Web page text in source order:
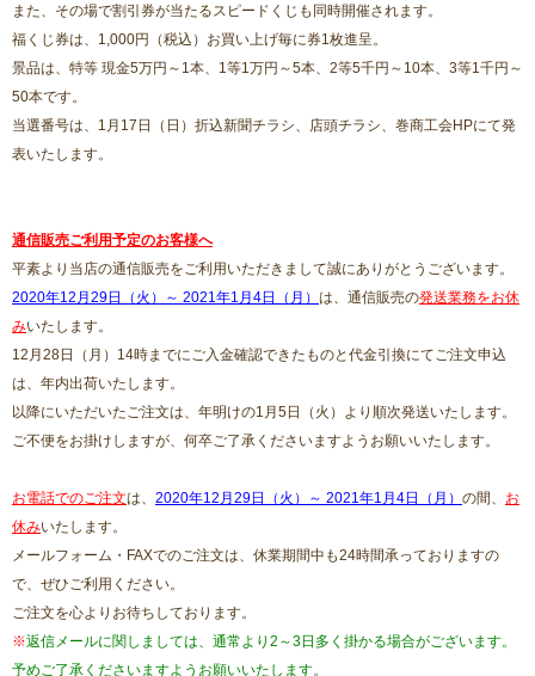
また、その場で割引券が当たるスピードくじも同時開催されます。
福くじ券は、1,000円（税込）お買い上げ毎に券1枚進呈。
景品は、特等 現金5万円～1本、1等1万円～5本、2等5千円～10本、3等1千円～
50本です。
当選番号は、1月17日（日）折込新聞チラシ、店頭チラシ、巻商工会HPにて発
表いたします。
通信販売ご利用予定のお客様へ
平素より当店の通信販売をご利用いただきまして誠にありがとうございます。
2020年12月29日（火）～ 2021年1月4日（月） は、通信販売の発送業務をお休
みいたします。
12月28日（月）14時までにご入金確認できたものと代金引換にてご注文申込
は、年内出荷いたします。
以降にいただいたご注文は、年明けの1月5日（火）より順次発送いたします。
ご不便をお掛けしますが、何卒ご了承くださいますようお願いいたします。
お電話でのご注文は、 2020年12月29日（火）～ 2021年1月4日（月） の間、 お
休みいたします。
メールフォーム・FAXでのご注文は、休業期間中も24時間承っておりますの
で、ぜひご利用ください。
ご注文を心よりお待ちしております。
※返信メールに関しましては、通常より2～3日多く掛かる場合がございます。
予めご了承くださいますようお願いいたします。